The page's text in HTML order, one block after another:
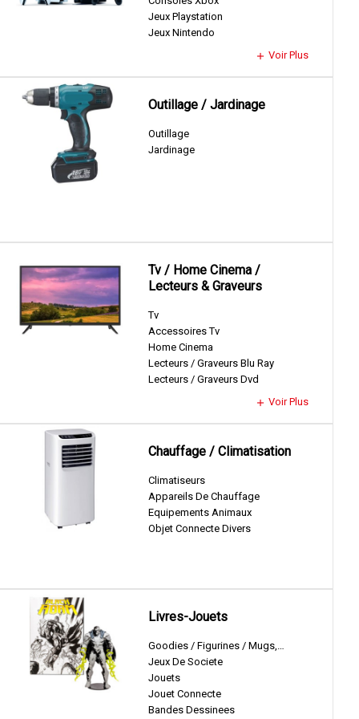
Jeux Playstation
Jeux Nintendo
add Voir Plus
Outillage / Jardinage
Outillage
Jardinage
Tv / Home Cinema /
Lecteurs & Graveurs
Tv
Accessoires Tv
Home Cinema
Lecteurs / Graveurs Blu Ray
Lecteurs / Graveurs Dvd
add Voir Plus
Chauffage / Climatisation
Climatiseurs
Appareils De Chauffage
Equipements Animaux
Objet Connecte Divers
Livres-Jouets
Goodies / Figurines / Mugs,…
Jeux De Societe
Jouets
Jouet Connecte
Bandes Dessinees